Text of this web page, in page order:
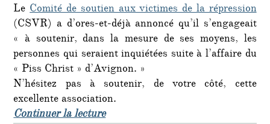
LeComité de soutien aux victimes de la répression
(CSVR) a d’ores-et-déjà annoncé qu’il s’engageait
« à soutenir, dans la mesure de ses moyens, les
personnes qui seraient inquiétées suite à l’affaire du
« Piss Christ » d’Avignon. »
N’hésitez pas à soutenir, de votre côté, cette
excellente association.
Continuer la lecturede « Affaire Piss-Christ : plusieurs